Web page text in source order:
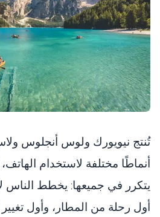
تُنتج نيويورك ولوس أنجلوس
أنماطًا مختلفة لاستخدام
يتكرر في جميعها: يخطط الناس
أول رحلة من المطار، وأول تغيير